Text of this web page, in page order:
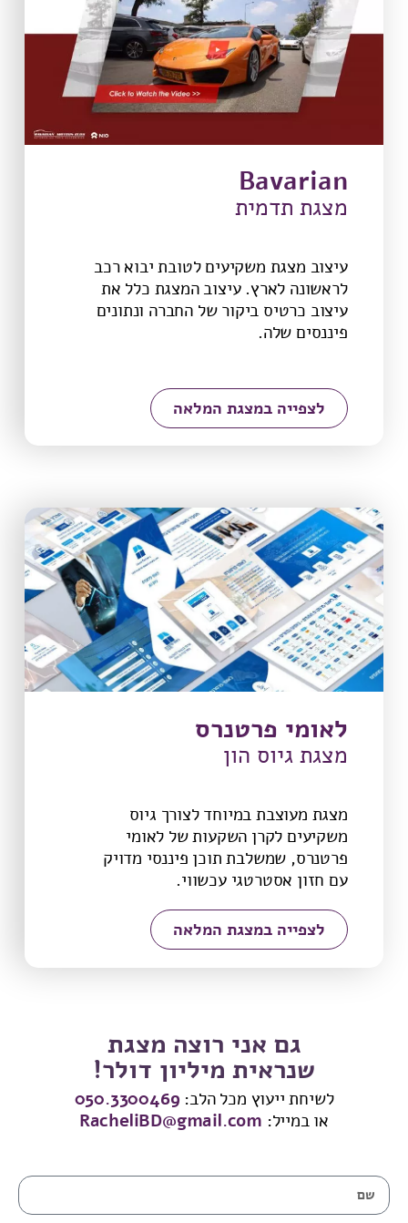
Bavarian
מצגת תדמית
עיצוב מצגת משקיעים לטובת יבוא רכב
לראשונה לארץ. עיצוב המצגת כלל את
עיצוב כרטיס ביקור של החברה ונתונים
פיננסים שלה.
לצפייה במצגת המלאה
לאומי פרטנרס
מצגת גיוס הון
מצגת מעוצבת במיוחד לצורך גיוס
משקיעים לקרן השקעות של לאומי
פרטנרס, שמשלבת תוכן פיננסי מדויק
עם חזון אסטרטגי עכשווי.
לצפייה במצגת המלאה
גם אני רוצה מצגת
שנראית מיליון דולר!
לשיחת ייעוץ מכל הלב: 050.3300469
או במייל: RacheliBD@gmail.com